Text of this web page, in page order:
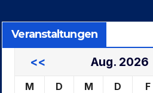
Veranstaltungen
<< Aug. 2026
M D M D F